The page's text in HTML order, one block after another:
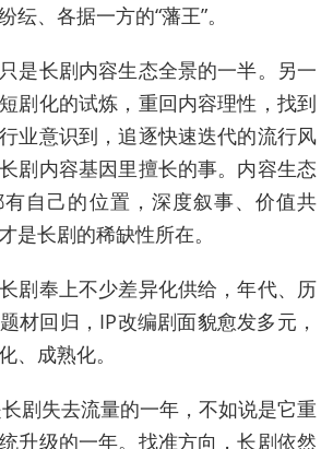
纭、各据一方的“藩王”。
是长剧内容生态全景的一半。另一
剧化的试炼，重回内容理性，找到
业意识到，追逐快速迭代的流行风
剧内容基因里擅长的事。内容生态
自己的位置，深度叙事、价值共
是长剧的稀缺性所在。
剧奉上不少差异化供给，年代、历
材回归，IP改编剧面貌愈发多元，
、成熟化。
剧失去流量的一年，不如说是它重
升级的一年。找准方向，长剧依然